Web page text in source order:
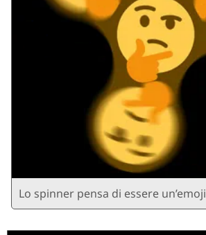
Lo spinner pensa di essere un’emoji